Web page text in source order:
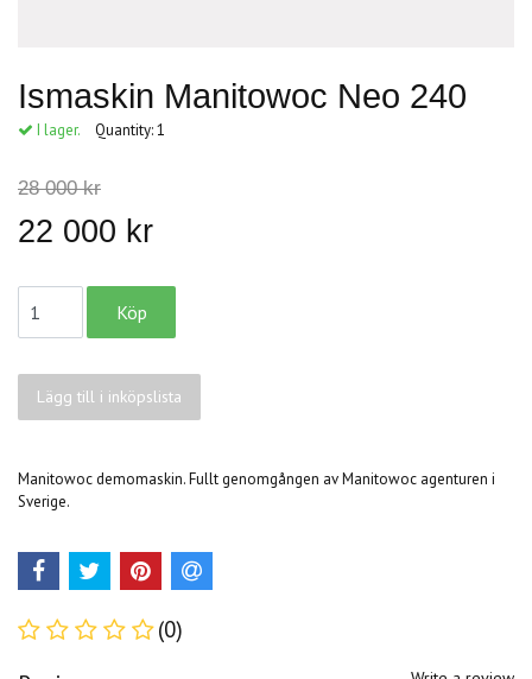
Ismaskin Manitowoc Neo 240
I lager. Quantity:1
28 000 kr
22 000 kr
Lägg till i inköpslista
Manitowoc demomaskin. Fullt genomgången av Manitowoc agenturen i
Sverige.
(0)